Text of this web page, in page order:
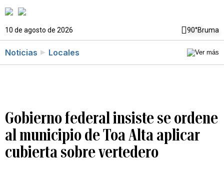
10 de agosto de 2026 90°Bruma
Noticias Locales
Gobierno federal insiste se ordene
al municipio de Toa Alta aplicar
cubierta sobre vertedero